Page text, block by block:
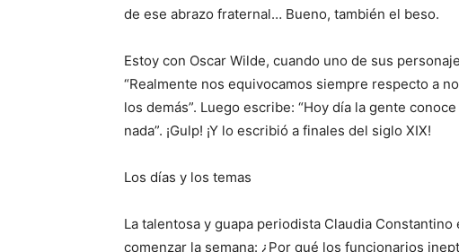
de ese abrazo fraternal… Bueno, también el beso.
Estoy con Oscar Wilde, cuando uno de sus
“Realmente nos equivocamos siempre respecto a
los demás”. Luego escribe: “Hoy día la gente
nada”. ¡Gulp! ¡Y lo escribió a finales del siglo XIX!
Los días y los temas
La talentosa y guapa periodista Claudia
comenzar la semana: ¿Por qué los funcionarios